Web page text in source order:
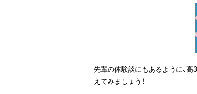
先輩の体験談にもあるように、
えてみましょう！